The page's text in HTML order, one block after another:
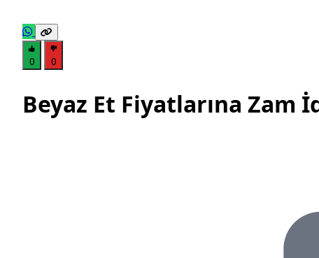
0 0
Beyaz Et Fiyatlarına Zam